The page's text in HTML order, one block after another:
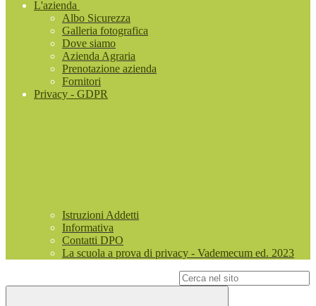
L'azienda
Albo Sicurezza
Galleria fotografica
Dove siamo
Azienda Agraria
Prenotazione azienda
Fornitori
Privacy - GDPR
Istruzioni Addetti
Informativa
Contatti DPO
La scuola a prova di privacy - Vademecum ed. 2023